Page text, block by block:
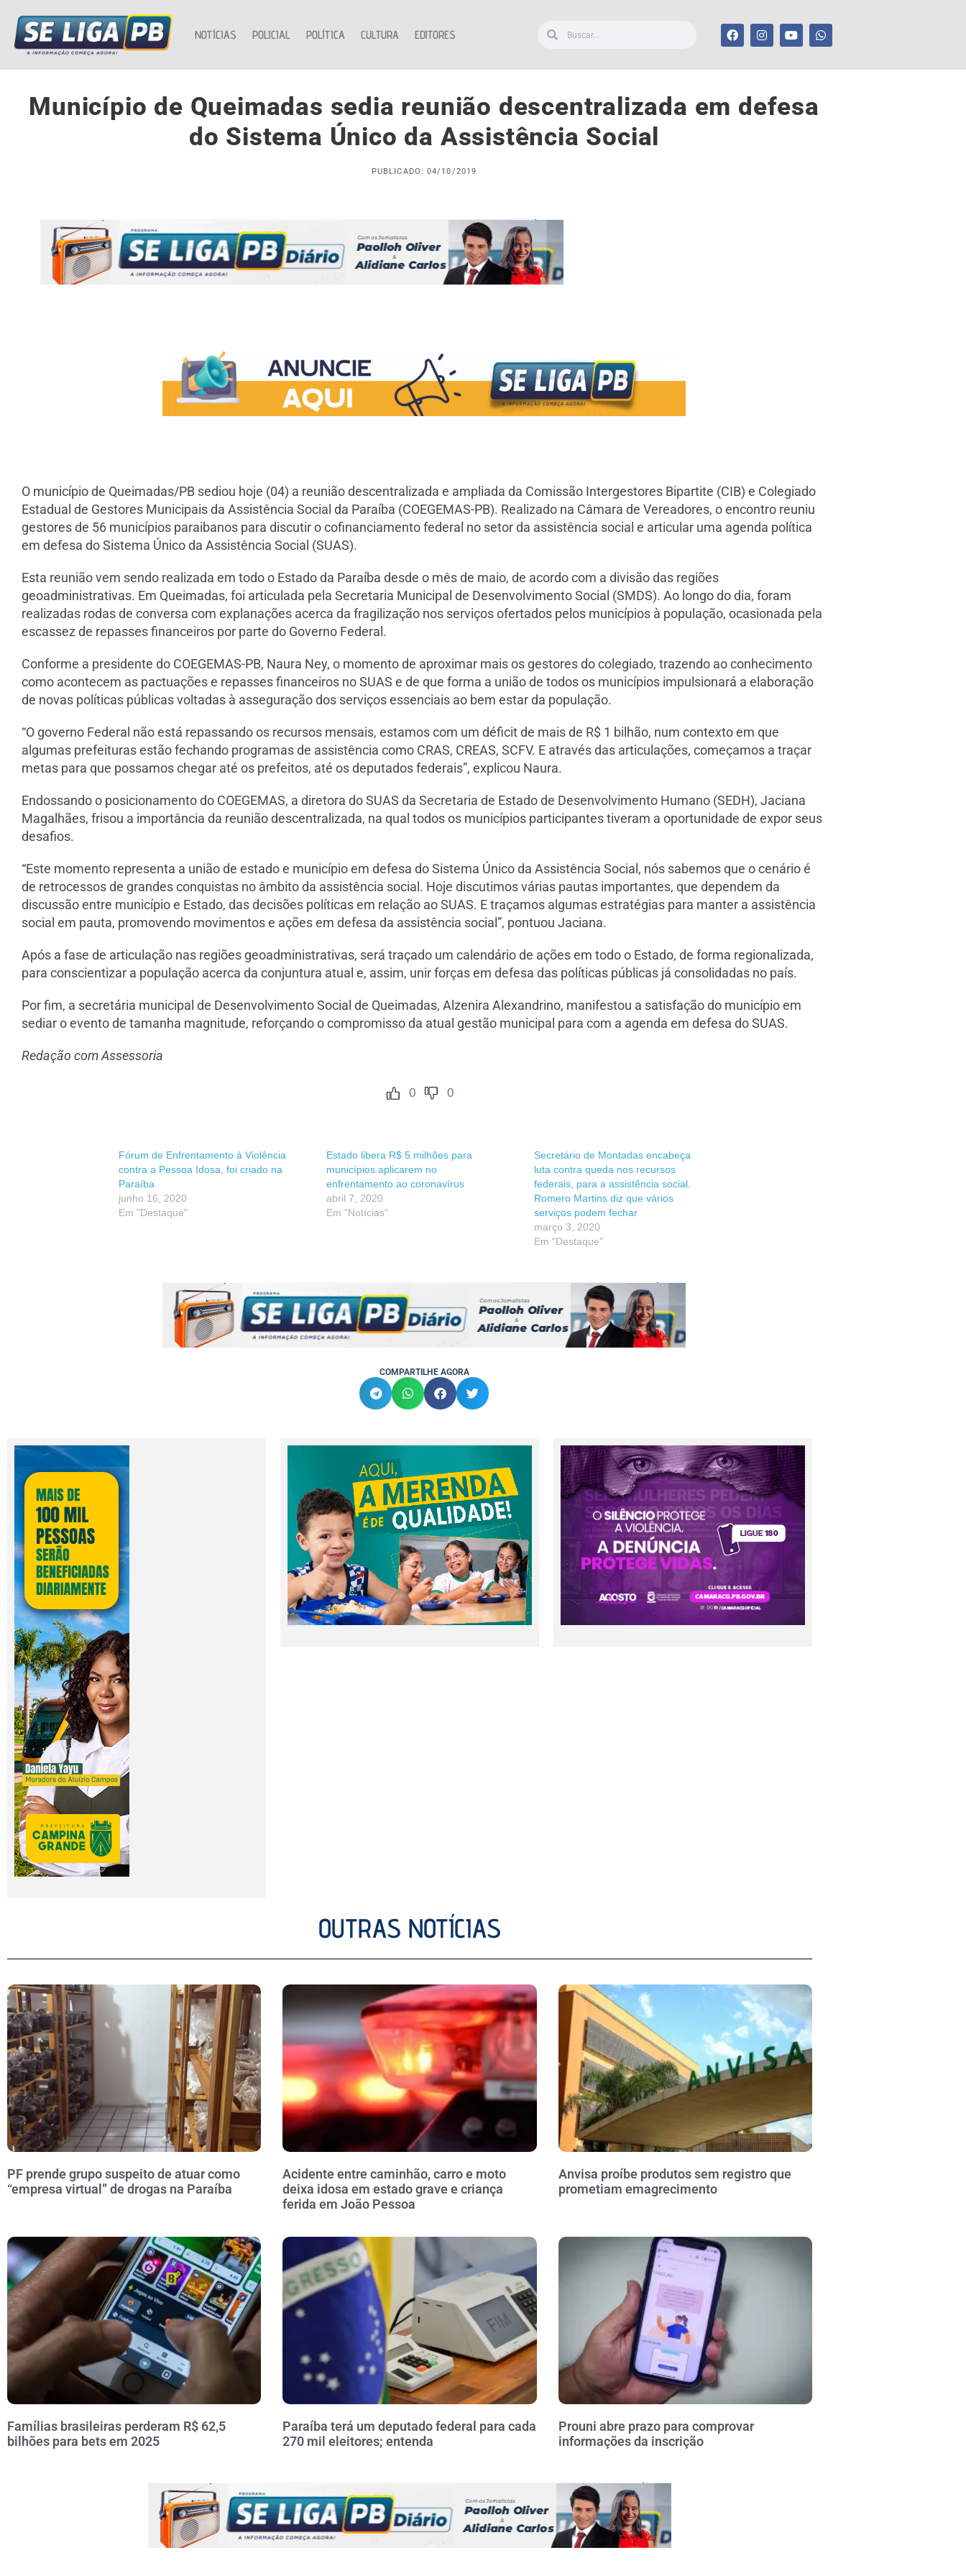
NOTÍCIAS POLICIAL POLÍTICA CULTURA EDITORES
Município de Queimadas sedia reunião descentralizada em defesa
do Sistema Único da Assistência Social
PUBLICADO: 04/10/2019
O município de Queimadas/PB sediou hoje (04) a reunião descentralizada e ampliada da Comissão Intergestores Bipartite (CIB) e Colegiado
Estadual de Gestores Municipais da Assistência Social da Paraíba (COEGEMAS-PB). Realizado na Câmara de Vereadores, o encontro reuniu
gestores de 56 municípios paraibanos para discutir o cofinanciamento federal no setor da assistência social e articular uma agenda política
em defesa do Sistema Único da Assistência Social (SUAS).
Esta reunião vem sendo realizada em todo o Estado da Paraíba desde o mês de maio, de acordo com a divisão das regiões
geoadministrativas. Em Queimadas, foi articulada pela Secretaria Municipal de Desenvolvimento Social (SMDS). Ao longo do dia, foram
realizadas rodas de conversa com explanações acerca da fragilização nos serviços ofertados pelos municípios à população, ocasionada pela
escassez de repasses financeiros por parte do Governo Federal.
Conforme a presidente do COEGEMAS-PB, Naura Ney, o momento de aproximar mais os gestores do colegiado, trazendo ao conhecimento
como acontecem as pactuações e repasses financeiros no SUAS e de que forma a união de todos os municípios impulsionará a elaboração
de novas políticas públicas voltadas à asseguração dos serviços essenciais ao bem estar da população.
“O governo Federal não está repassando os recursos mensais, estamos com um déficit de mais de R$ 1 bilhão, num contexto em que
algumas prefeituras estão fechando programas de assistência como CRAS, CREAS, SCFV. E através das articulações, começamos a traçar
metas para que possamos chegar até os prefeitos, até os deputados federais”, explicou Naura.
Endossando o posicionamento do COEGEMAS, a diretora do SUAS da Secretaria de Estado de Desenvolvimento Humano (SEDH), Jaciana
Magalhães, frisou a importância da reunião descentralizada, na qual todos os municípios participantes tiveram a oportunidade de expor seus
desafios.
“Este momento representa a união de estado e município em defesa do Sistema Único da Assistência Social, nós sabemos que o cenário é
de retrocessos de grandes conquistas no âmbito da assistência social. Hoje discutimos várias pautas importantes, que dependem da
discussão entre município e Estado, das decisões políticas em relação ao SUAS. E traçamos algumas estratégias para manter a assistência
social em pauta, promovendo movimentos e ações em defesa da assistência social”, pontuou Jaciana.
Após a fase de articulação nas regiões geoadministrativas, será traçado um calendário de ações em todo o Estado, de forma regionalizada,
para conscientizar a população acerca da conjuntura atual e, assim, unir forças em defesa das políticas públicas já consolidadas no país.
Por fim, a secretária municipal de Desenvolvimento Social de Queimadas, Alzenira Alexandrino, manifestou a satisfação do município em
sediar o evento de tamanha magnitude, reforçando o compromisso da atual gestão municipal para com a agenda em defesa do SUAS.
Redação com Assessoria
0 0
Fórum de Enfrentamento à Violência
contra a Pessoa Idosa, foi criado na
Paraíba
junho 16, 2020
Em "Destaque"
Estado libera R$ 5 milhões para
municípios aplicarem no
enfrentamento ao coronavírus
abril 7, 2020
Em "Notícias"
Secretário de Montadas encabeça
luta contra queda nos recursos
federais, para a assistência social.
Romero Martins diz que vários
serviços podem fechar
março 3, 2020
Em "Destaque"
COMPARTILHE AGORA
OUTRAS NOTÍCIAS
PF prende grupo suspeito de atuar como
“empresa virtual” de drogas na Paraíba
Acidente entre caminhão, carro e moto
deixa idosa em estado grave e criança
ferida em João Pessoa
Anvisa proíbe produtos sem registro que
prometiam emagrecimento
Famílias brasileiras perderam R$ 62,5
bilhões para bets em 2025
Paraíba terá um deputado federal para cada
270 mil eleitores; entenda
Prouni abre prazo para comprovar
informações da inscrição